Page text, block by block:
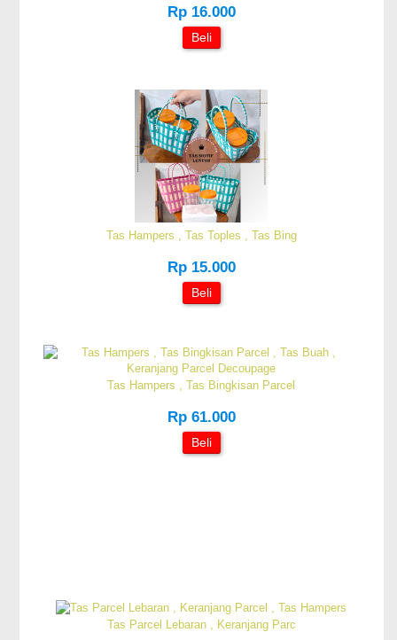
Rp 16.000
Beli
Tas Hampers , Tas Toples , Tas Bing
Rp 15.000
Beli
Tas Hampers , Tas Bingkisan Parcel
Rp 61.000
Beli
Tas Parcel Lebaran , Keranjang Parc